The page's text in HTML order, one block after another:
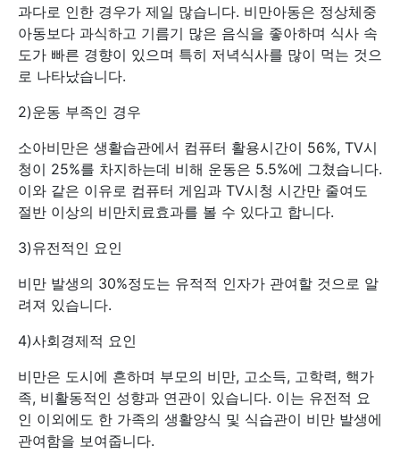
과다로 인한 경우가 제일 많습니다. 비만아동은 정상체중
아동보다 과식하고 기름기 많은 음식을 좋아하며 식사 속
도가 빠른 경향이 있으며 특히 저녁식사를 많이 먹는 것으
로 나타났습니다.
2)운동 부족인 경우
소아비만은 생활습관에서 컴퓨터 활용시간이 56%, TV시
청이 25%를 차지하는데 비해 운동은 5.5%에 그쳤습니다.
이와 같은 이유로 컴퓨터 게임과 TV시청 시간만 줄여도
절반 이상의 비만치료효과를 볼 수 있다고 합니다.
3)유전적인 요인
비만 발생의 30%정도는 유적적 인자가 관여할 것으로 알
려져 있습니다.
4)사회경제적 요인
비만은 도시에 흔하며 부모의 비만, 고소득, 고학력, 핵가
족, 비활동적인 성향과 연관이 있습니다. 이는 유전적 요
인 이외에도 한 가족의 생활양식 및 식습관이 비만 발생에
관여함을 보여줍니다.